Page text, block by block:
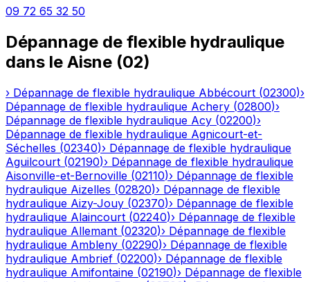
09 72 65 32 50
Dépannage de flexible hydraulique
dans le Aisne (02)
› Dépannage de flexible hydraulique Abbécourt (02300)›
Dépannage de flexible hydraulique Achery (02800)›
Dépannage de flexible hydraulique Acy (02200)›
Dépannage de flexible hydraulique Agnicourt-et-
Séchelles (02340)› Dépannage de flexible hydraulique
Aguilcourt (02190)› Dépannage de flexible hydraulique
Aisonville-et-Bernoville (02110)› Dépannage de flexible
hydraulique Aizelles (02820)› Dépannage de flexible
hydraulique Aizy-Jouy (02370)› Dépannage de flexible
hydraulique Alaincourt (02240)› Dépannage de flexible
hydraulique Allemant (02320)› Dépannage de flexible
hydraulique Ambleny (02290)› Dépannage de flexible
hydraulique Ambrief (02200)› Dépannage de flexible
hydraulique Amifontaine (02190)› Dépannage de flexible